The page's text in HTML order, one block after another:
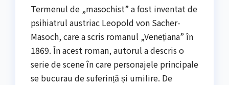
Termenul de „masochist” a fost inventat de
psihiatrul austriac Leopold von Sacher-
Masoch, care a scris romanul „Venețiana” în
1869. În acest roman, autorul a descris o
serie de scene în care personajele principale
se bucurau de suferință și umilire. De